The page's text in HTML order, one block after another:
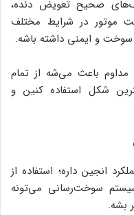
صحیح تعویض دنده،
موتور در شرایط مختلف
و ایمنی داشته باشه.
باعث می‌شه از تمام
شکل استفاده کنین و
انجین داره؛ استفاده از
سوخت‌رسانی می‌تونه
بشه.